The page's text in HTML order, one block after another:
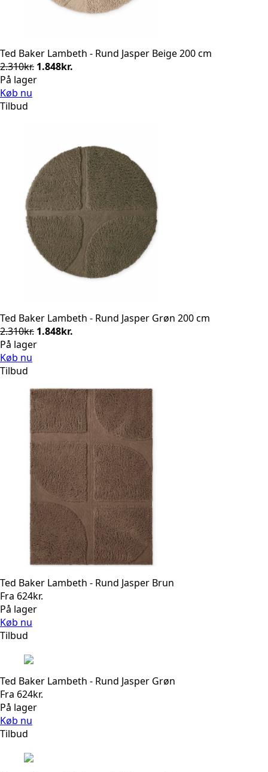
Ted Baker Lambeth - Rund Jasper Beige 200 cm
2.310kr. Den
oprindelige
1.848kr.
På lager
Køb nu
Tilbud
Ted Baker Lambeth - Rund Jasper Grøn 200 cm
2.310kr. Den
oprindelige
1.848kr.
På lager
Køb nu
Tilbud
Ted Baker Lambeth - Rund Jasper Brun
Fra 624kr.
På lager
Køb nu
Tilbud
Ted Baker Lambeth - Rund Jasper Grøn
Fra 624kr.
På lager
Køb nu
Tilbud